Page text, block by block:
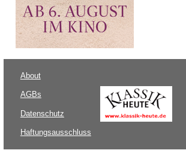
About
AGBs
Datenschutz
Haftungsausschluss